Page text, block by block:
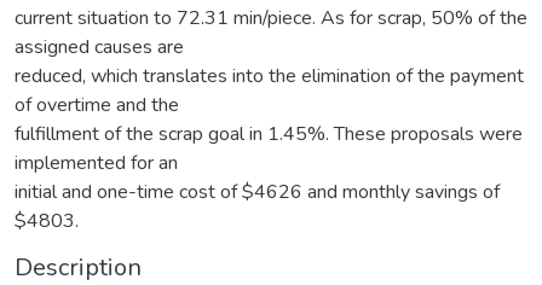
current situation to 72.31 min/piece. As for scrap, 50% of the
assigned causes are
reduced, which translates into the elimination of the payment
of overtime and the
fulfillment of the scrap goal in 1.45%. These proposals were
implemented for an
initial and one-time cost of $4626 and monthly savings of
$4803.
Description